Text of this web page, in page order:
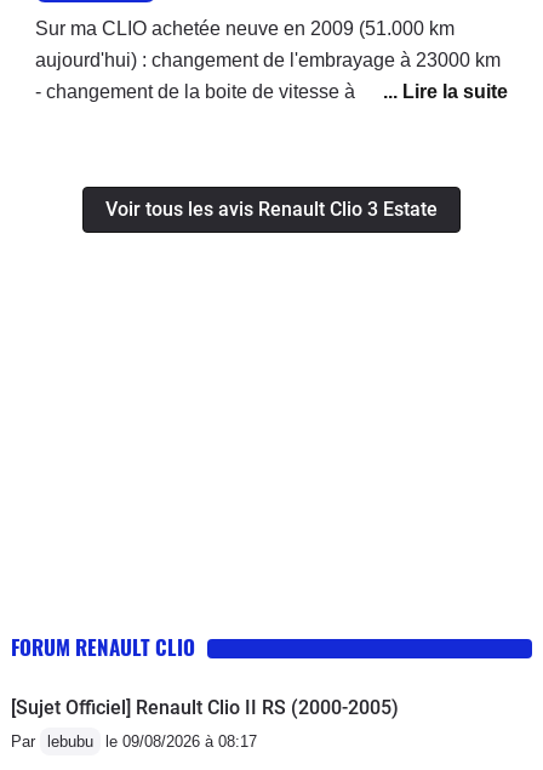
Sur ma CLIO achetée neuve en 2009 (51.000 km
aujourd'hui) : changement de l'embrayage à 23000 km
- changement de la boite de vitesse à 49500 km.j'ai le
emmenés à plus de 100000 km avant de les revendre.
Je pense que RENAULT m'a vendu une voiture
Voir tous les avis Renault Clio 3 Estate
FORUM RENAULT CLIO
[Sujet Officiel] Renault Clio II RS (2000-2005)
Par lebubu le 09/08/2026 à 08:17